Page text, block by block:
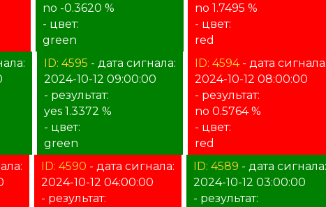
no -0.3620 %
- цвет:
green
no 1.7495 %
- цвет:
red
ID: 4595 - дата сигнала:
2024-10-12 09:00:00
- результат:
yes 1.3372 %
- цвет:
green
ID: 4594- дата сигнала:
2024-10-12 08:00:00
- результат:
no 0.5764 %
- цвет:
red
ID: 4590 - дата сигнала:
2024-10-12 04:00:00
- результат:
ID: 4589 - дата сигнала:
2024-10-12 03:00:00
- результат: